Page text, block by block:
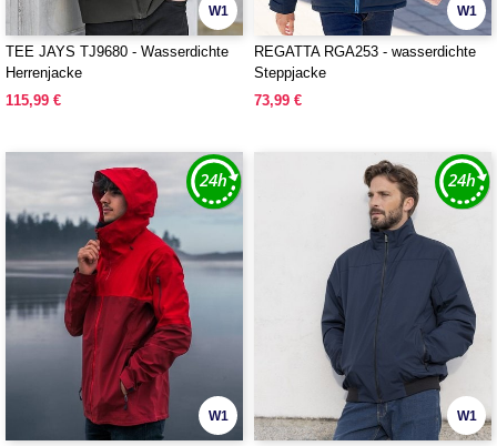
W1
TEE JAYS TJ9680 - Wasserdichte
Herrenjacke
115,99 €
W1
REGATTA RGA253 - wasserdichte
Steppjacke
73,99 €
W1 W1